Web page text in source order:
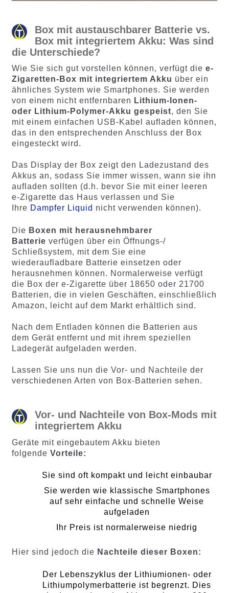
Box mit austauschbarer Batterie vs.
Box mit integriertem Akku: Was sind
die Unterschiede?
Wie Sie sich gut vorstellen können, verfügt die e-
Zigaretten-Box mit integriertem Akku über ein
ähnliches System wie Smartphones. Sie werden
von einem nicht entfernbaren Lithium-Ionen-
oder Lithium-Polymer-Akku gespeist, den Sie
mit einem einfachen USB-Kabel aufladen können,
das in den entsprechenden Anschluss der Box
eingesteckt wird.
Das Display der Box zeigt den Ladezustand des
Akkus an, sodass Sie immer wissen, wann sie ihn
aufladen sollten (d.h. bevor Sie mit einer leeren
e-Zigarette das Haus verlassen und Sie
Ihre Dampfer Liquid nicht verwenden können).
Die Boxen mit herausnehmbarer
Batterie verfügen über ein Öffnungs-/
Schließsystem, mit dem Sie eine
wiederaufladbare Batterie einsetzen oder
herausnehmen können. Normalerweise verfügt
die Box der e-Zigarette über 18650 oder 21700
Batterien, die in vielen Geschäften, einschließlich
Amazon, leicht auf dem Markt erhältlich sind.
Nach dem Entladen können die Batterien aus
dem Gerät entfernt und mit ihrem speziellen
Ladegerät aufgeladen werden.
Lassen Sie uns nun die Vor- und Nachteile der
verschiedenen Arten von Box-Batterien sehen.
Vor- und Nachteile von Box-Mods mit
integriertem Akku
Geräte mit eingebautem Akku bieten
folgende Vorteile:
Sie sind oft kompakt und leicht einbaubar
Sie werden wie klassische Smartphones
auf sehr einfache und schnelle Weise
aufgeladen
Ihr Preis ist normalerweise niedrig
Hier sind jedoch die Nachteile dieser Boxen:
Der Lebenszyklus der Lithiumionen- oder
Lithiumpolymerbatterie ist begrenzt. Dies